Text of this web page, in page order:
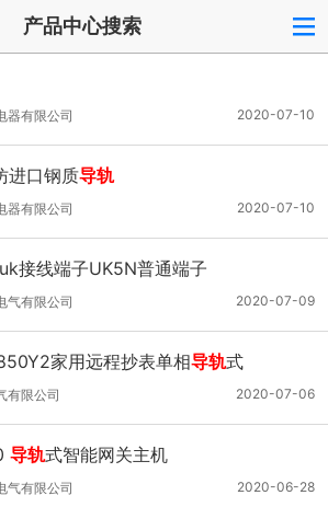
产品中心搜索
2020-07-10
器有限公司
进口钢质导轨
2020-07-10
器有限公司
接线端子UK5N普通端子
2020-07-09
气有限公司
家用远程抄表单相导轨式
2020-07-06
有限公司
导轨式智能网关主机
2020-06-28
气有限公司